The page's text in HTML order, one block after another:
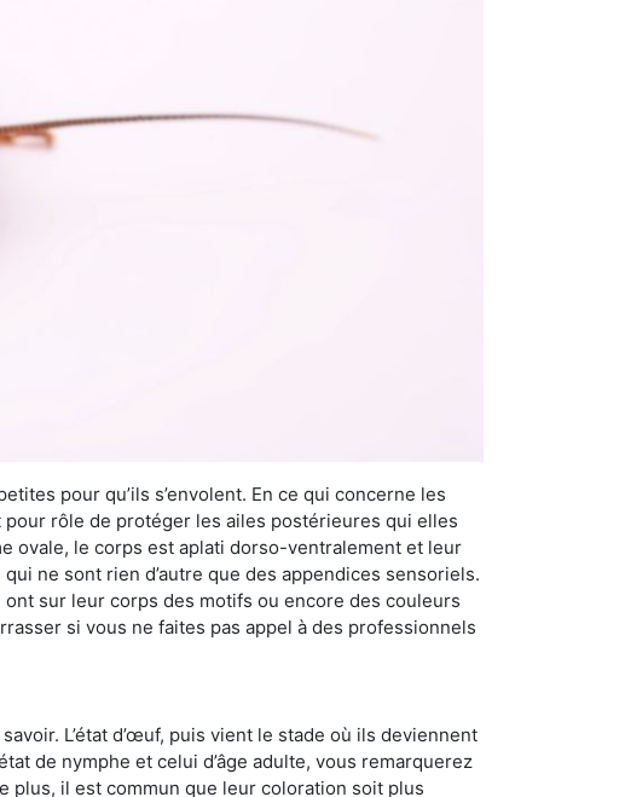
pour qu’ils s’envolent. En ce qui concerne les
rôle de protéger les ailes postérieures qui elles
ovale, le corps est aplati dorso-ventralement et leur
ne sont rien d’autre que des appendices sensoriels.
sur leur corps des motifs ou encore des couleurs
si vous ne faites pas appel à des professionnels
L’état d’œuf, puis vient le stade où ils deviennent
de nymphe et celui d’âge adulte, vous remarquerez
plus, il est commun que leur coloration soit plus